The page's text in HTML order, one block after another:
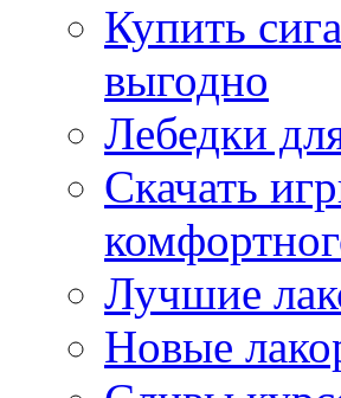
Купить
выгодно
Лебедки
Скачать
Лучшие
Новые